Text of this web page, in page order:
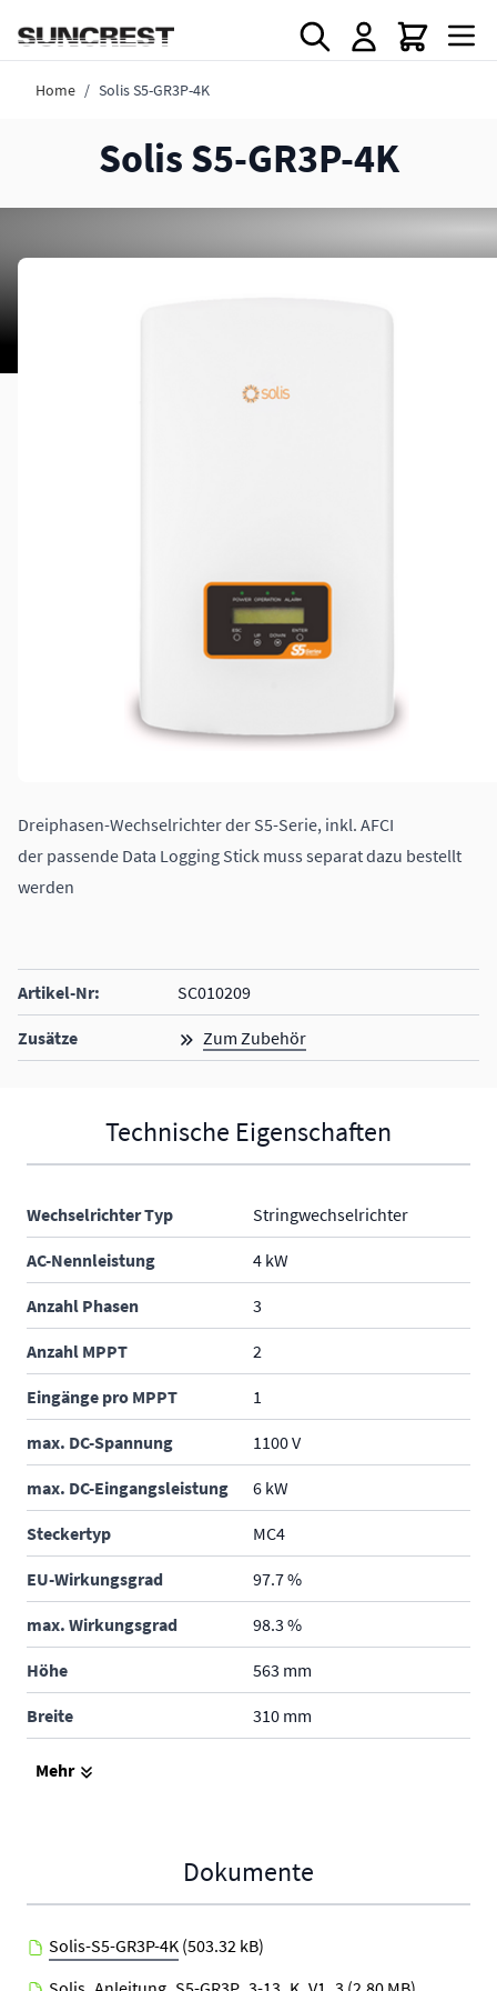
Home / Solis S5-GR3P-4K
Solis S5-GR3P-4K
Dreiphasen-Wechselrichter der S5-Serie, inkl. AFCI
der passende Data Logging Stick muss separat dazu bestellt
werden
Artikel-Nr: SC010209
Zusätze Zum Zubehör
Technische Eigenschaften
Wechselrichter Typ Stringwechselrichter
AC-Nennleistung 4 kW
Anzahl Phasen 3
Anzahl MPPT 2
Eingänge pro MPPT 1
max. DC-Spannung 1100 V
max. DC-Eingangsleistung 6 kW
Steckertyp MC4
EU-Wirkungsgrad 97.7 %
max. Wirkungsgrad 98.3 %
Höhe 563 mm
Breite 310 mm
Tiefe
Gebäuden
Mehr
Dokumente
Solis-S5-GR3P-4K (503.32 kB)